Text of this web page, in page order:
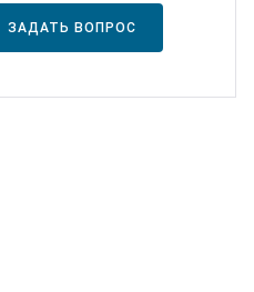
ЗАДАТЬ ВОПРОС